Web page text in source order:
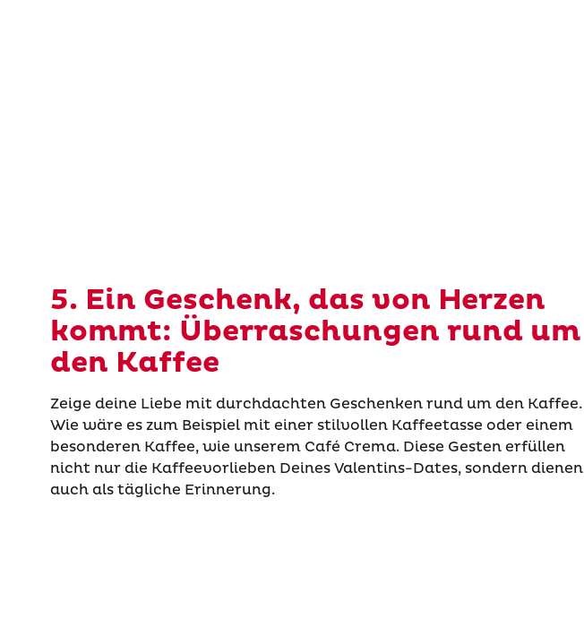
5. Ein Geschenk, das von Herzen
kommt: Überraschungen rund um
den Kaffee
Zeige deine Liebe mit durchdachten Geschenken rund um den Kaffee.
Wie wäre es zum Beispiel mit einer stilvollen Kaffeetasse oder einem
besonderen Kaffee, wie unserem Café Crema. Diese Gesten erfüllen
nicht nur die Kaffeevorlieben Deines Valentins-Dates, sondern dienen
auch als tägliche Erinnerung.